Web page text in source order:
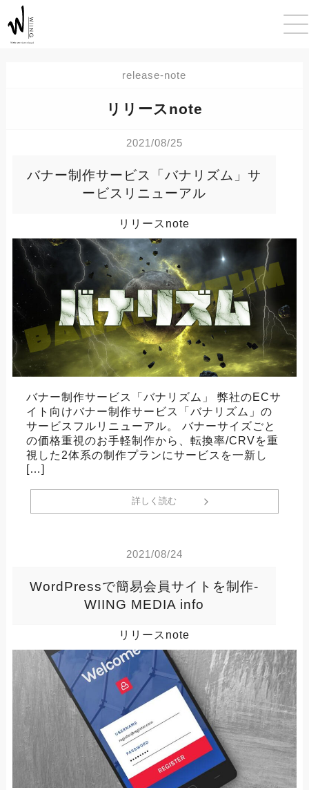
release-note
リリースnote
2021/08/25
バナー制作サービス「バナリズム」サ
ービスリニューアル
リリースnote
バナー制作サービス「バナリズム」 弊社のECサ
イト向けバナー制作サービス「バナリズム」の
サービスフルリニューアル。 バナーサイズごと
の価格重視のお手軽制作から、転換率/CRVを重
視した2体系の制作プランにサービスを一新し
[…]
詳しく読む
2021/08/24
WordPressで簡易会員サイトを制作-
WIING MEDIA info
リリースnote